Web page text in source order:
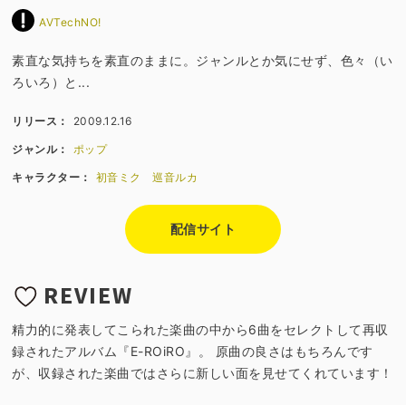
AVTechNO!
素直な気持ちを素直のままに。ジャンルとか気にせず、色々（い
ろいろ）と...
リリース： 2009.12.16
ジャンル： ポップ
キャラクター： 初音ミク 巡音ルカ
配信サイト
REVIEW
精力的に発表してこられた楽曲の中から6曲をセレクトして再収
録されたアルバム『E-ROiRO』。 原曲の良さはもちろんです
が、収録された楽曲ではさらに新しい面を見せてくれています！